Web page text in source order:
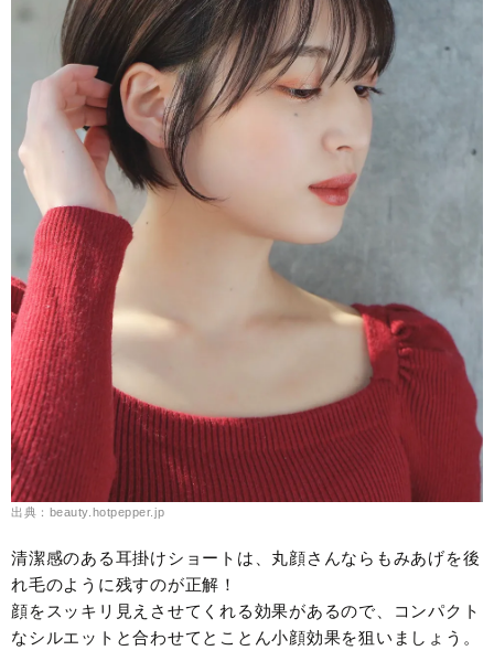
出典：beauty.hotpepper.jp
清潔感のある耳掛けショートは、丸顔さんならもみあげを後
れ毛のように残すのが正解！
顔をスッキリ見えさせてくれる効果があるので、コンパクト
なシルエットと合わせてとことん小顔効果を狙いましょう。